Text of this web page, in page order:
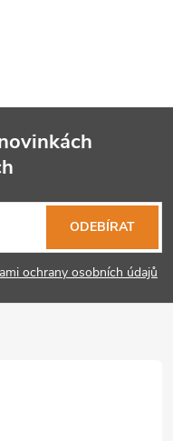
ochrany osobních údajů
ODEBÍRAT